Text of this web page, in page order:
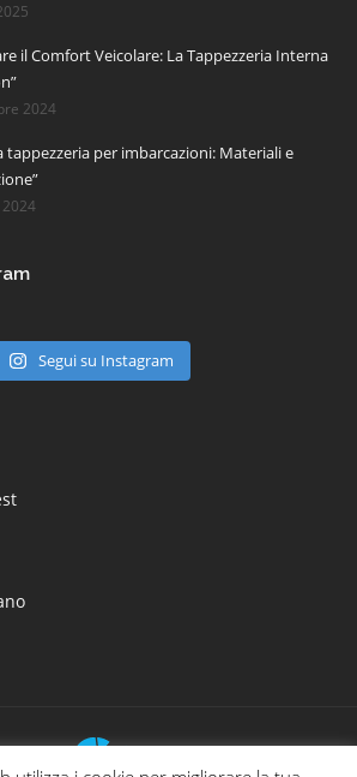
il Comfort Veicolare: La Tappezzeria Interna
2024
tappezzeria per imbarcazioni: Materiali e
Segui su Instagram